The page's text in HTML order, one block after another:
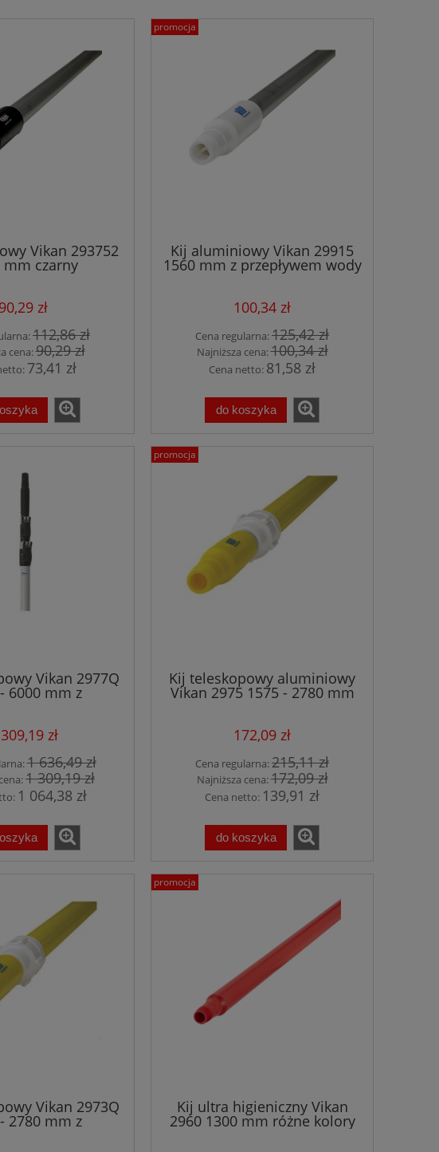
Vikan 293752
mm czarny
90,29 zł
112,86 zł
cena:90,29 zł
73,41 zł
Kij aluminiowy Vikan 29915
1560 mm z przepływem wody
różne kolory
100,34 zł
Cena regularna:125,42 zł
Najniższa cena:100,34 zł
Cena netto: 81,58 zł
do koszyka
promocja
Vikan 2977Q
6000 mm z
zł
1 636,49 zł
1 309,19 zł
1 064,38 zł
Kij teleskopowy aluminiowy
Vikan 2975 1575 - 2780 mm
172,09 zł
Cena regularna:215,11 zł
Najniższa cena:172,09 zł
Cena netto: 139,91 zł
do koszyka
promocja
Vikan 2973Q
2780 mm z
Kij ultra higieniczny Vikan
2960 1300 mm różne kolory
promocja